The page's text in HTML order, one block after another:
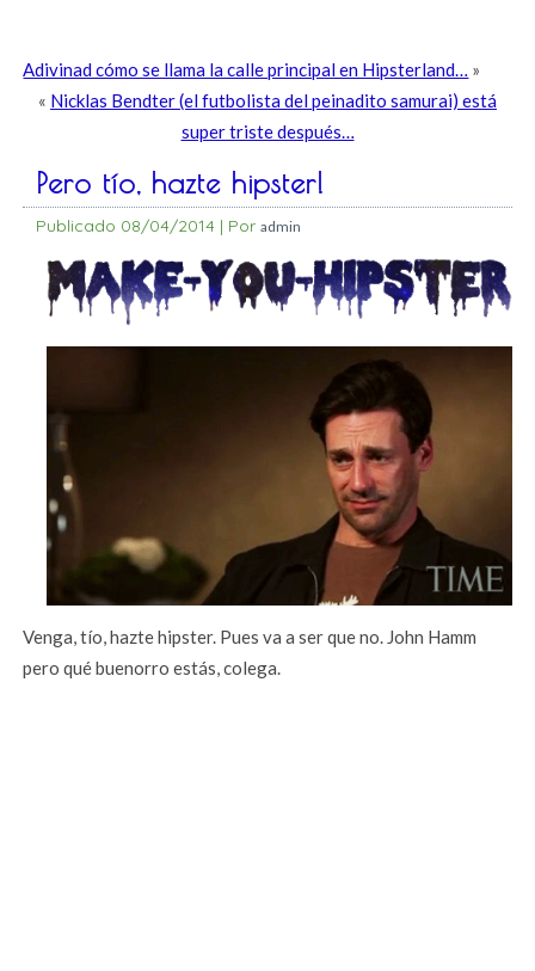
Adivinad cómo se llama la calle principal en Hipsterland… »
« Nicklas Bendter (el futbolista del peinadito samurai) está
super triste después…
Pero tío, hazte hipster!
Publicado 08/04/2014 | Por admin
Venga, tío, hazte hipster. Pues va a ser que no. John Hamm
pero qué buenorro estás, colega.